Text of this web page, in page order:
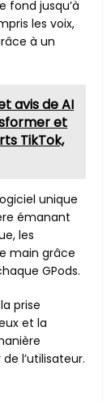
fond jusqu’à
les voix,
à un
avis de AI
et
TikTok,
unique
émanant
les
main grâce
GPods.
prise
et la
l’utilisateur.